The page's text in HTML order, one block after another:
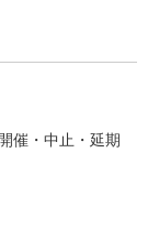
催・中止・延期